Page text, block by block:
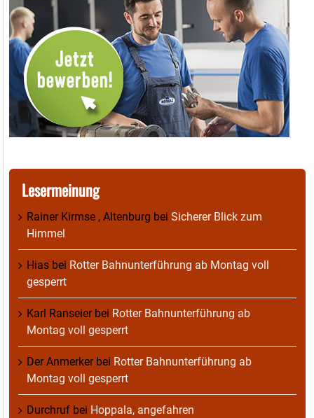
Lesermeinung
Rainer Kirmse , Altenburg bei Sicherer Blick zum
Himmel
Hias bei Rotter Bahnunterführung ab Montag voll
gesperrt
Karl Ranseierbei Rotter Bahnunterführung ab
Montag voll gesperrt
Der Anmerkerbei Rotter Bahnunterführung ab
Montag voll gesperrt
Durchruf bei Hoppala, angefahren